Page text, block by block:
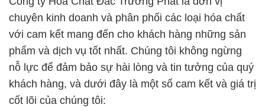
chuyên kinh doanh và phân phối các loại hóa chất
với cam kết mang đến cho khách hàng những sản
phẩm và dịch vụ tốt nhất. Chúng tôi không ngừng
nỗ lực để đảm bảo sự hài lòng và tin tưởng của quý
khách hàng, và dưới đây là một số cam kết và giá trị
cốt lõi của chúng tôi: